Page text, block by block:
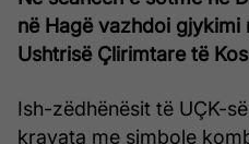
në Hagë vazhdoi gjykimi
Ushtrisë Çlirimtare të
Ish-zëdhënësit të UÇK-
kravata me simbole